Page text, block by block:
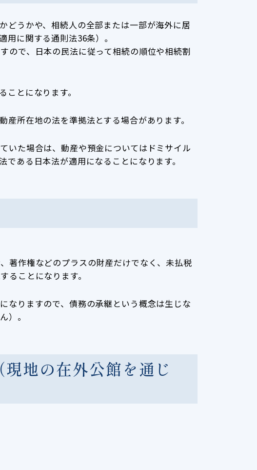
どうかや、相続人の全部または一部が海外に居
に関する通則法36条）。
ので、日本の民法に従って相続の順位や相続割
とになります。
所在地の法を準拠法とする場合があります。
いた場合は、動産や預金についてはドミサイル
ある日本法が適用になることになります。
著作権などのプラスの財産だけでなく、未払税
ことになります。
なりますので、債務の承継という概念は生じな
）。
地の在外公館を通じ